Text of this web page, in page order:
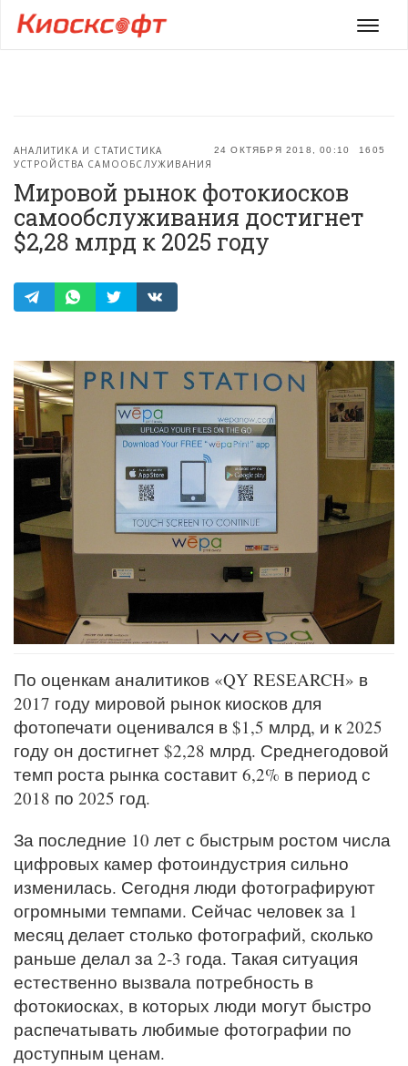
Меню
24 ОКТЯБРЯ 2018, 00:10 1605
АНАЛИТИКА И СТАТИСТИКА
УСТРОЙСТВА САМООБСЛУЖИВАНИЯ
Мировой рынок фотокиосков
самообслуживания достигнет
$2,28 млрд к 2025 году
По оценкам аналитиков «QY RESEARCH» в
2017 году мировой рынок киосков для
фотопечати оценивался в $1,5 млрд, и к 2025
году он достигнет $2,28 млрд. Среднегодовой
темп роста рынка составит 6,2% в период с
2018 по 2025 год.
За последние 10 лет с быстрым ростом числа
цифровых камер фотоиндустрия сильно
изменилась. Сегодня люди фотографируют
огромными темпами. Сейчас человек за 1
месяц делает столько фотографий, сколько
раньше делал за 2-3 года. Такая ситуация
естественно вызвала потребность в
фотокиосках, в которых люди могут быстро
распечатывать любимые фотографии по
доступным ценам.